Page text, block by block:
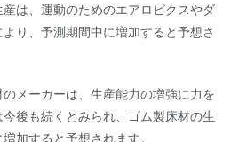
は、運動のためのエアロビクスやダ
り、予測期間中に増加すると予想さ
メーカーは、生産能力の増強に力を
後も続くとみられ、ゴム製床材の生
加すると予想されます。